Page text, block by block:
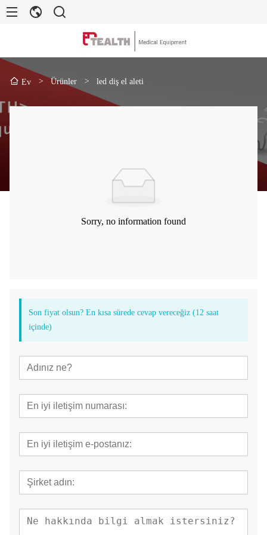
Ev > Ürünler > led diş el aleti
Sorry, no information found
Son fiyat olsun? En kısa sürede cevap vereceğiz (12 saat
içinde)